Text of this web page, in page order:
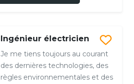
Ingénieur électricien
Je me tiens toujours au courant
des dernières technologies, des
règles environnementales et des